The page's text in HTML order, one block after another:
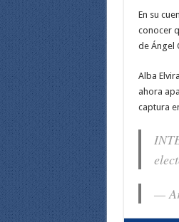
En su
conocer
de Ángel
Alba
ahora
captura
—